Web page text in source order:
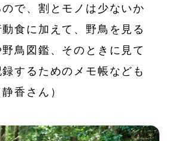
で、割とモノは少ないか
食に加えて、野鳥を見る
鳥図鑑、そのときに見て
するためのメモ帳なども
香さん）